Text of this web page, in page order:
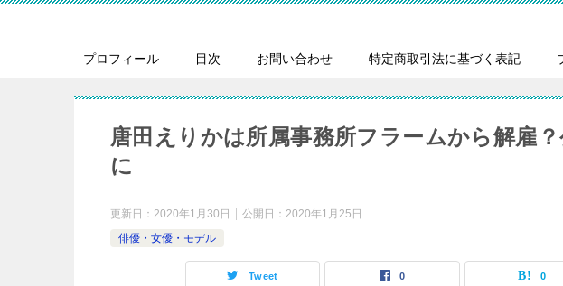
プロフィール 目次 お問い合わせ 特定商取引法に基づく表記
唐田えりかは所属事務所フラームから解雇
に
更新日： 2020年1月30日 公開日： 2020年1月25日
俳優・女優・モデル
Tweet 0 0